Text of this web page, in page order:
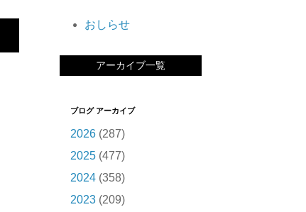
おしらせ
アーカイブ一覧
ブログ アーカイブ
2026 (287)
2025 (477)
2024 (358)
2023 (209)